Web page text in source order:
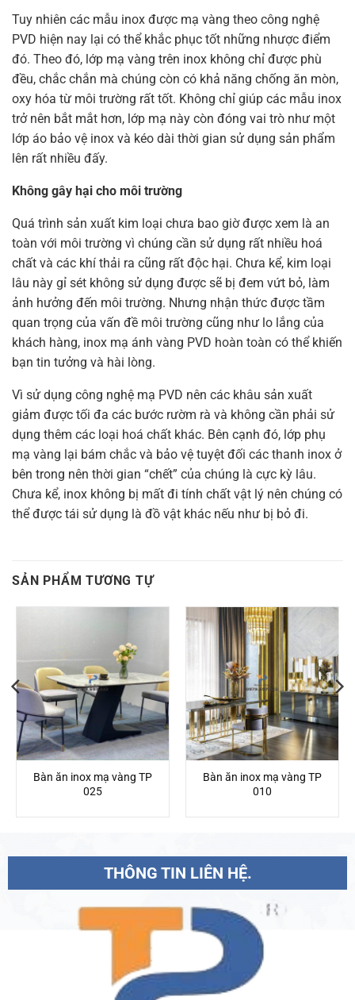
Tuy nhiên các mẫu inox được mạ vàng theo công nghệ
PVD hiện nay lại có thể khắc phục tốt những nhược điểm
đó. Theo đó, lớp mạ vàng trên inox không chỉ được phù
đều, chắc chắn mà chúng còn có khả năng chống ăn mòn,
oxy hóa từ môi trường rất tốt. Không chỉ giúp các mẫu inox
trở nên bắt mắt hơn, lớp mạ này còn đóng vai trò như một
lớp áo bảo vệ inox và kéo dài thời gian sử dụng sản phẩm
lên rất nhiều đấy.
Không gây hại cho môi trường
Quá trình sản xuất kim loại chưa bao giờ được xem là an
toàn với môi trường vì chúng cần sử dụng rất nhiều hoá
chất và các khí thải ra cũng rất độc hại. Chưa kể, kim loại
lâu này gỉ sét không sử dụng được sẽ bị đem vứt bỏ, làm
ảnh hưởng đến môi trường. Nhưng nhận thức được tầm
quan trọng của vấn đề môi trường cũng như lo lắng của
khách hàng, inox mạ ánh vàng PVD hoàn toàn có thể khiến
bạn tin tưởng và hài lòng.
Vì sử dụng công nghệ mạ PVD nên các khâu sản xuất
giảm được tối đa các bước rườm rà và không cần phải sử
dụng thêm các loại hoá chất khác. Bên cạnh đó, lớp phụ
mạ vàng lại bám chắc và bảo vệ tuyệt đối các thanh inox ở
bên trong nên thời gian “chết” của chúng là cực kỳ lâu.
Chưa kể, inox không bị mất đi tính chất vật lý nên chúng có
thể được tái sử dụng là đồ vật khác nếu như bị bỏ đi.
SẢN PHẨM TƯƠNG TỰ
Bàn ăn inox mạ vàng TP
025
Bàn ăn inox mạ vàng TP
010
THÔNG TIN LIÊN HỆ.